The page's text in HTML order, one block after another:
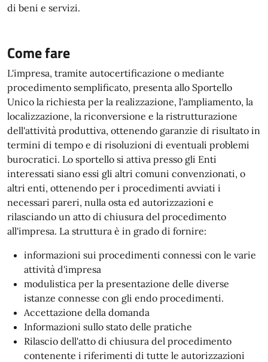
di beni e servizi.
Come fare
L'impresa, tramite autocertificazione o mediante
procedimento semplificato, presenta allo Sportello
Unico la richiesta per la realizzazione, l'ampliamento, la
localizzazione, la riconversione e la ristrutturazione
dell'attività produttiva, ottenendo garanzie di risultato in
termini di tempo e di risoluzioni di eventuali problemi
burocratici. Lo sportello si attiva presso gli Enti
interessati siano essi gli altri comuni convenzionati, o
altri enti, ottenendo per i procedimenti avviati i
necessari pareri, nulla osta ed autorizzazioni e
rilasciando un atto di chiusura del procedimento
all'impresa. La struttura è in grado di fornire:
informazioni sui procedimenti connessi con le varie
attività d'impresa
modulistica per la presentazione delle diverse
istanze connesse con gli endo procedimenti.
Accettazione della domanda
Informazioni sullo stato delle pratiche
Rilascio dell'atto di chiusura del procedimento
contenente i riferimenti di tutte le autorizzazioni